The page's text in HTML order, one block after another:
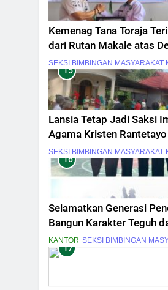
Kemenag Tana Toraja
dari Rutan Makale atas
Pembinaan Warga Binaan
SEKSI BIMBINGAN MASYARAKAT
15
Lansia Tetap Jadi Saksi
Agama Kristen
Rohani
SEKSI BIMBINGAN MASYARAKAT
16
Selamatkan Generasi
Bangun Karakter Teguh
Jawab dalam Masa Muda
KANTOR SEKSI BIMBINGAN
17